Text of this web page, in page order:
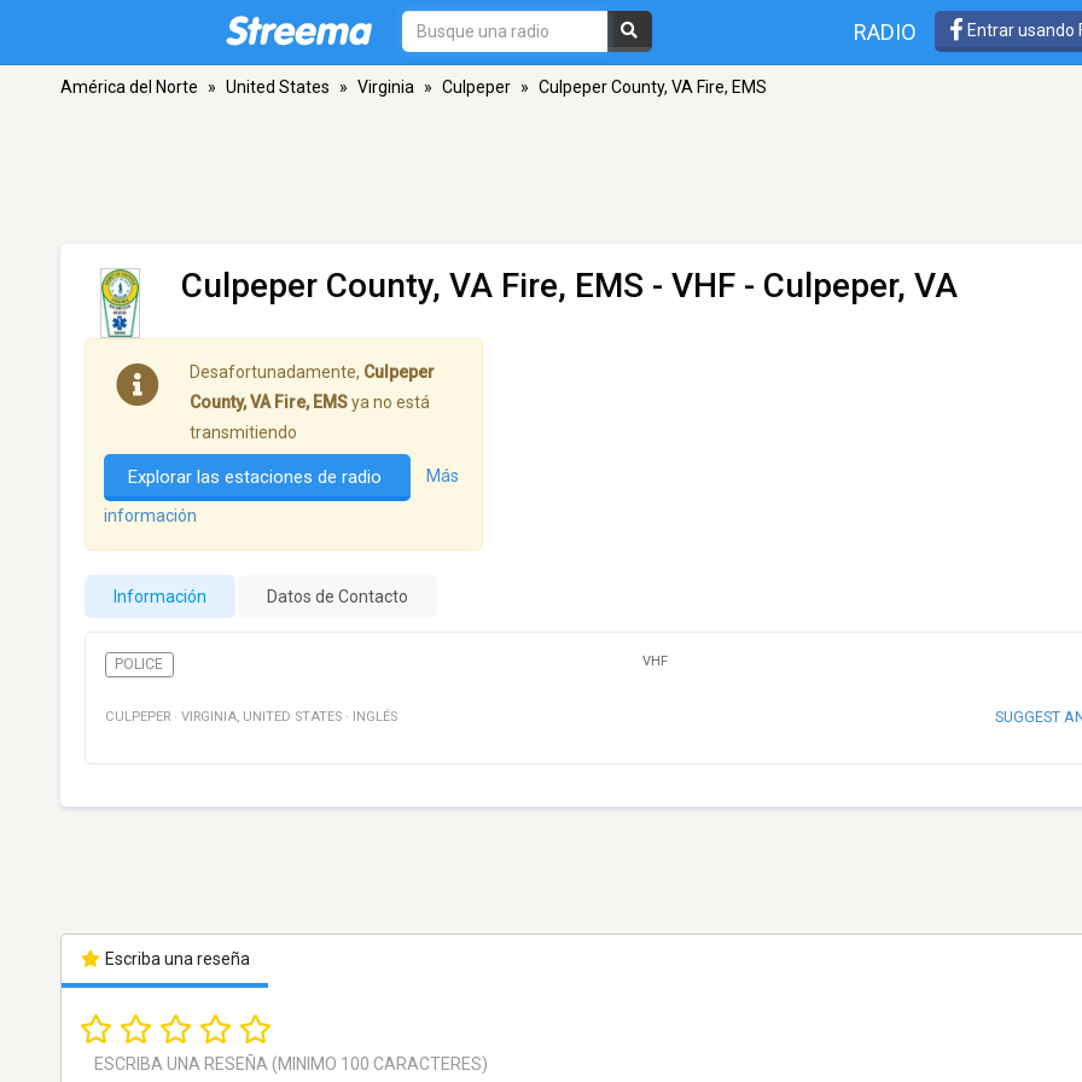
RADIO Entrar usando
América del Norte » United States » Virginia » Culpeper » Culpeper County, VA Fire, EMS
Culpeper County, VA Fire, EMS - VHF - Culpeper, VA
Desafortunadamente, Culpeper
County, VA Fire, EMSya no está
transmitiendo
Explorar las estaciones de radio Más
información
Información Datos de Contacto
POLICE VHF
CULPEPER · VIRGINIA UNITED STATES · INGLÉS SUGGEST
Escriba una reseña